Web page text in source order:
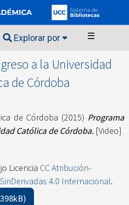
Explorar por ☰
a la Universidad
de Córdoba
de Córdoba (2015) Programa
Católica de Córdoba. [Video]
Licencia CC Atribución-
4.0 Internacional.